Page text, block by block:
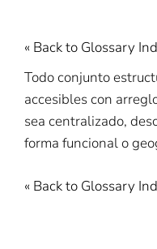
« Back to Glossary
Todo conjunto
accesibles con
sea centralizado,
forma funcional o
« Back to Glossary